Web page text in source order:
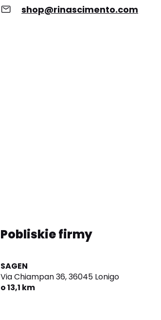
shop@rinascimento.com
Pobliskie firmy
SAGEN
Via Chiampan 36,36045 Lonigo
o 13,1 km